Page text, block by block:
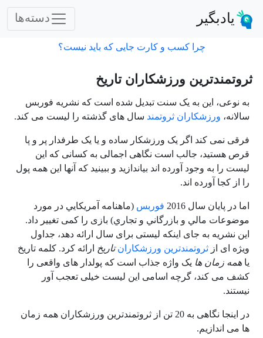
یادبگیر دسته‌ها
چرا کسب و کارت جایی که باید نیست؟
ثروتمندترین ورزشکاران تاریخ
به نوعی، این به یک سنت تبدیل شده است که نشریه فوربس
سالانه، ورزشکاران ثروتمند سال های گذشته را لیست می کند.
فرقی نمی کند اگر یک ورزشکار ساده و یا یک طرفدار پر و پا
قرص هستید، جالب است نگاهی اجمالی به کسانی که این
لیست را به وجود آورده اند بیاندازید و ببینید که آنها این همه پول
را از کجا آورده اند.
اما در پایان سال 2016 فوربس (ماهنامه آمريکايي در مورد
موضوعات مالي و بازرگاني و تجاري) بازی را کمی تغییر داد.
این نشریه به جای اینکه لیستی برای سال ارائه دهد، جداول
ویژه ای از ثروتمندترین ورزشکارانتاریخ ارائه کرد. کلمه تاریخ
یا همه زمان ها یک واژه جذاب است که پولدار های واقعی را
کشف می کند، گرچه اسامی این لیست خیلی تعجب آور
نیستند.
در اینجا نگاهی به 20 تن از ثروتمندترین ورزشکاران همه زمان
ها می اندازیم.